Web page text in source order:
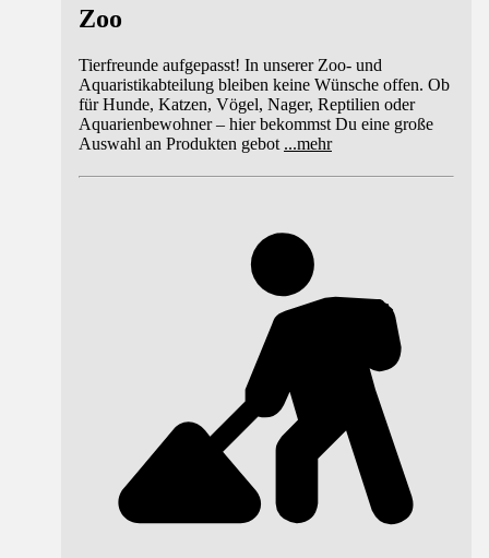
Zoo
Tierfreunde aufgepasst! In unserer Zoo- und
Aquaristikabteilung bleiben keine Wünsche offen. Ob
für Hunde, Katzen, Vögel, Nager, Reptilien oder
Aquarienbewohner – hier bekommst Du eine große
Auswahl an Produkten gebot ...mehr